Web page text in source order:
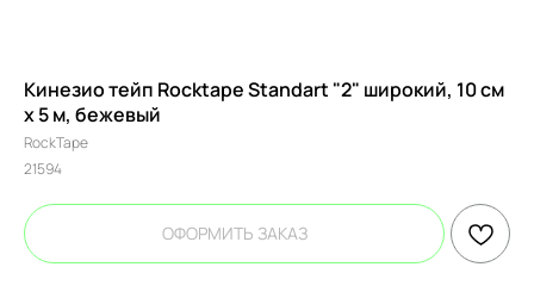
Кинезио тейп Rocktape Standart "2" широкий, 10 см
х 5 м, бежевый
RockTape
21594
ОФОРМИТЬ ЗАКАЗ